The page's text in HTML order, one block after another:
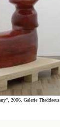
2006. Galerie Thaddaeus